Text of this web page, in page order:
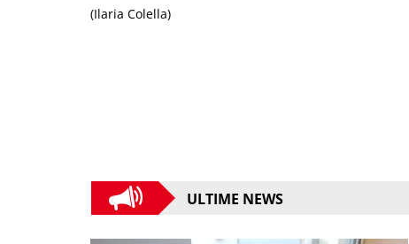
(Ilaria Colella)
ULTIME NEWS